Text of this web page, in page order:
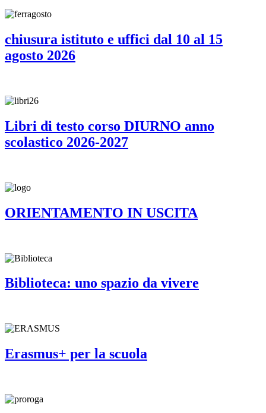
chiusura istituto e uffici dal 10 al 15
agosto 2026
Libri di testo corso DIURNO anno
scolastico 2026-2027
ORIENTAMENTO IN USCITA
Biblioteca: uno spazio da vivere
Erasmus+ per la scuola